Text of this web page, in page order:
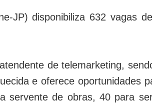
JP) disponibiliza 632 vagas
de telemarketing,
e oferece oportunidades
servente de obras, 40 para